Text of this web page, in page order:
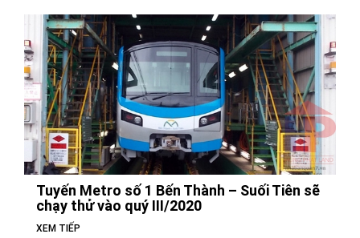
Tuyến Metro số 1 Bến Thành – Suối Tiên sẽ
chạy thử vào quý III/2020
XEM TIẾP